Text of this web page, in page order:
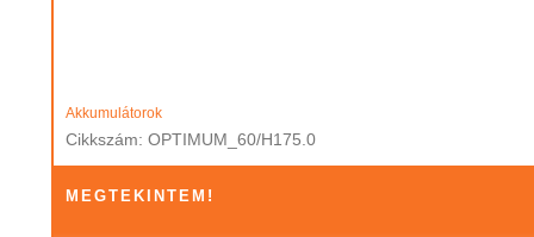
Akkumulátorok
Cikkszám: OPTIMUM_60/H175.0
MEGTEKINTEM!